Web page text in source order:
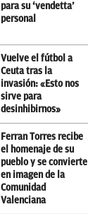
para su ‘vendetta’
personal
Vuelve el fútbol a
Ceuta tras la
invasión: «Esto nos
sirve para
desinhibirnos»
Ferran Torres recibe
el homenaje de su
pueblo y se convierte
en imagen de la
Comunidad
Valenciana